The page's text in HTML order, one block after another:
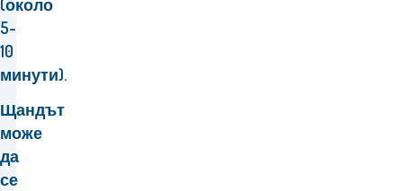
(около
5-
10
минути).
Щандът
може
да
се